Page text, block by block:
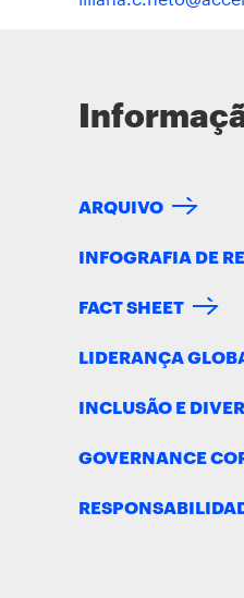
ARQUIVO
INFOGRAFIA DE
FACT SHEET
LIDERANÇA
INCLUSÃO E
GOVERNANCE